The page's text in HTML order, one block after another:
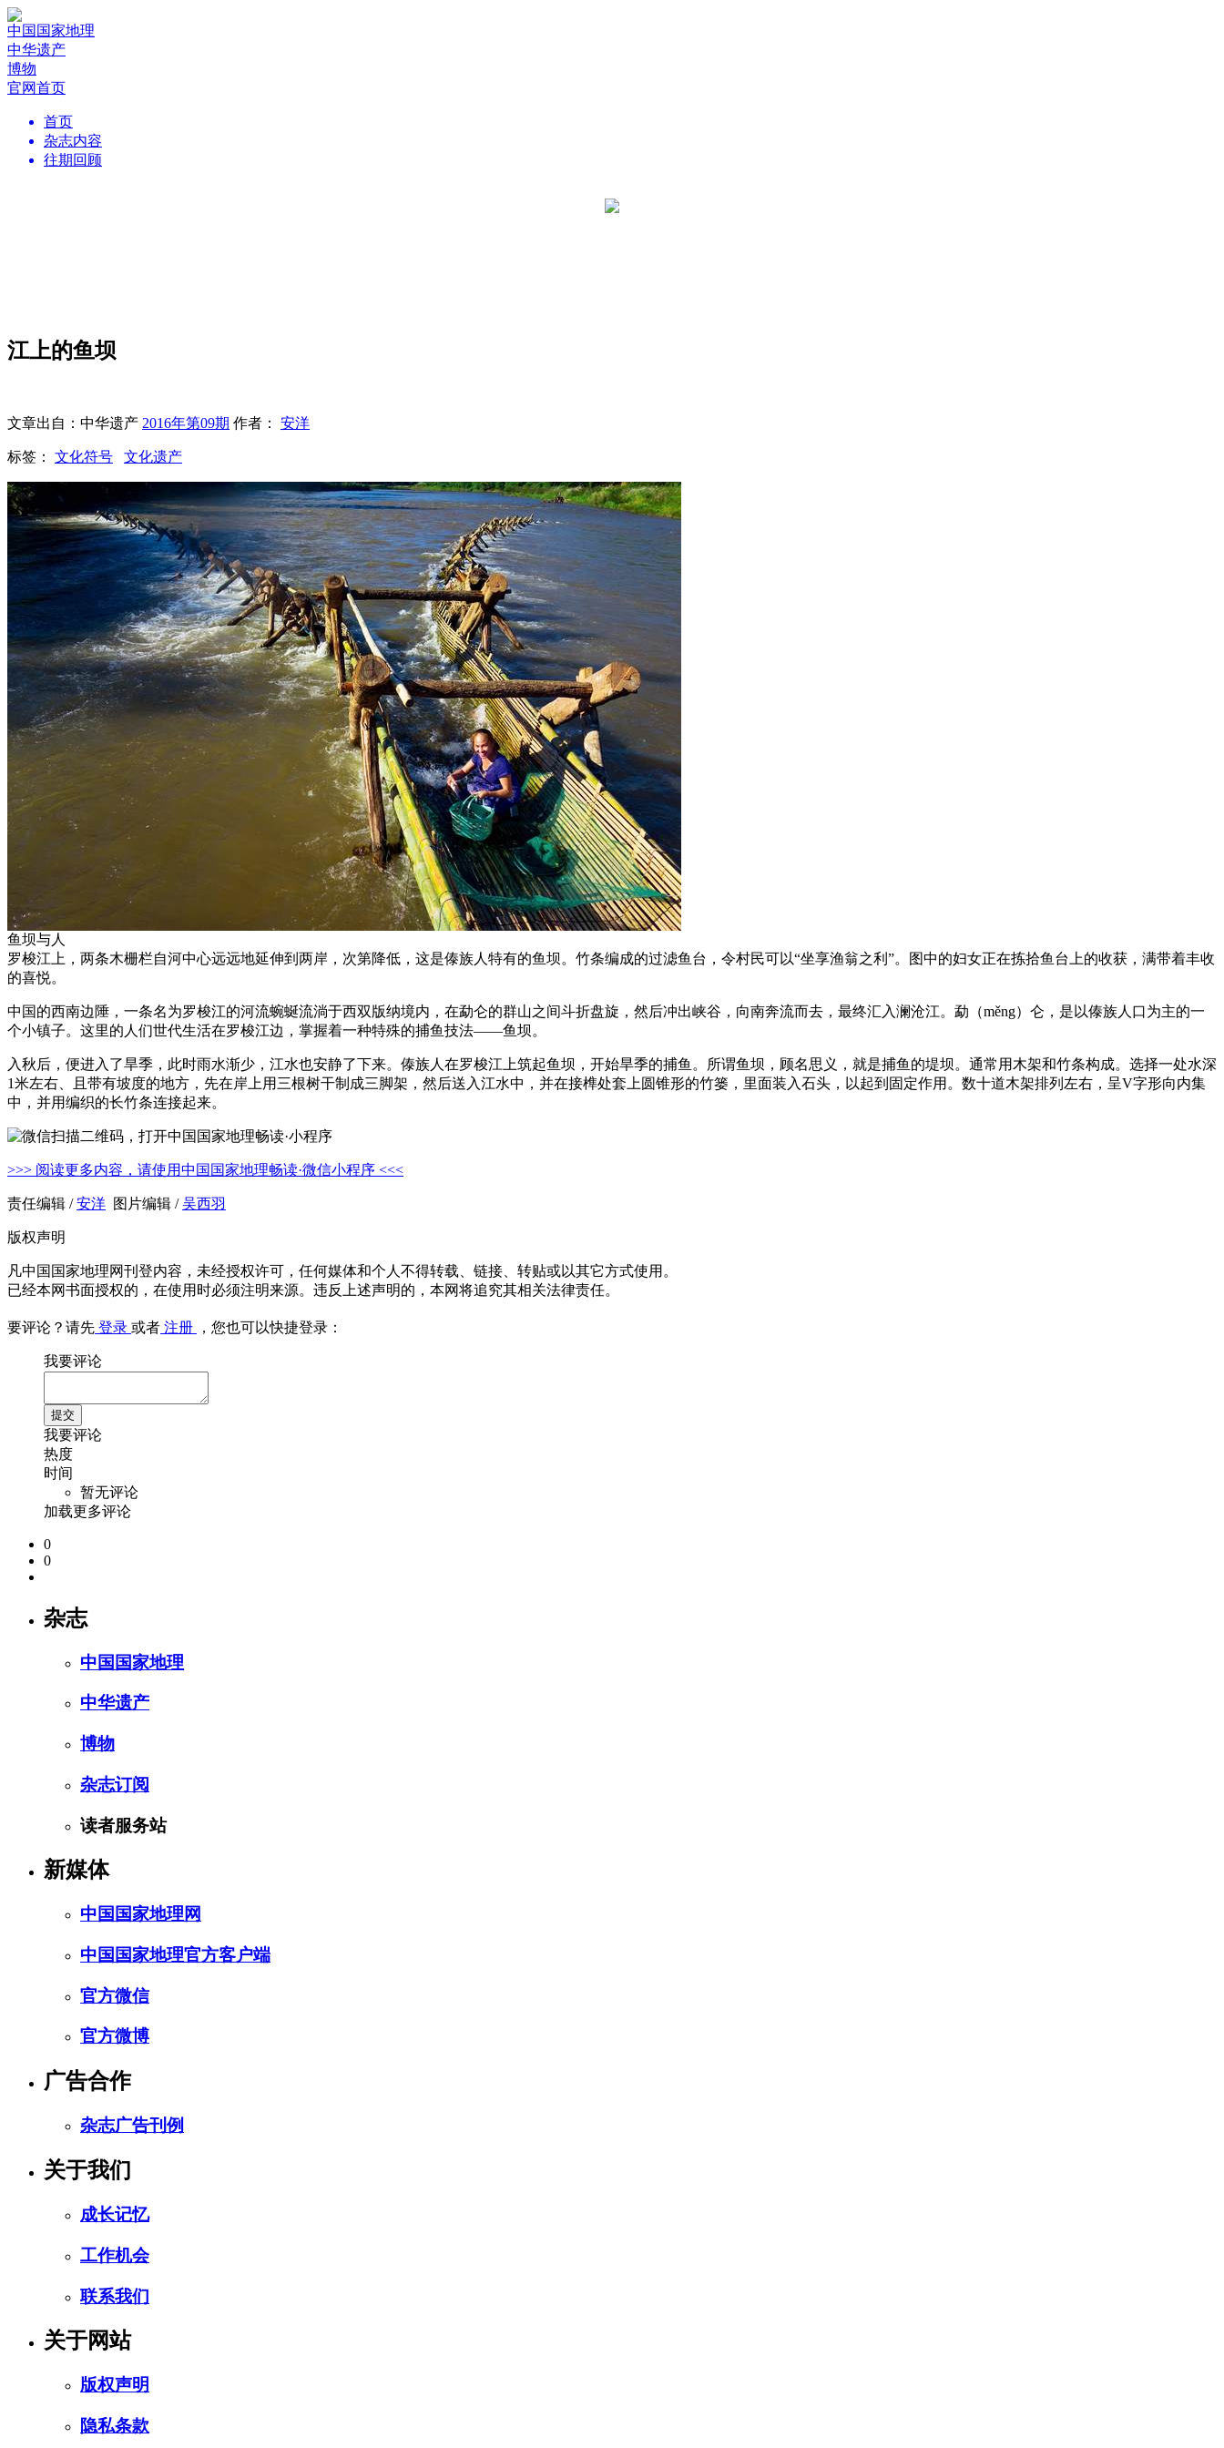
中国国家地理
中华遗产
博物
官网首页
首页
杂志内容
往期回顾
江上的鱼坝
文章出自：中华遗产 2016年第09期 作者： 安洋
标签： 文化符号 文化遗产
鱼坝与人
罗梭江上，两条木栅栏自河中心远远地延伸到两岸，次第降低，这是傣族人特有的鱼坝。竹条编成的过滤鱼台，令村民可以“坐享渔翁之利”。图中的妇女正在拣拾鱼台上的收获，满带着丰收
的喜悦。
中国的西南边陲，一条名为罗梭江的河流蜿蜒流淌于西双版纳境内，在勐仑的群山之间斗折盘旋，然后冲出峡谷，向南奔流而去，最终汇入澜沧江。勐（měng）仑，是以傣族人口为主的一
个小镇子。这里的人们世代生活在罗梭江边，掌握着一种特殊的捕鱼技法——鱼坝。
入秋后，便进入了旱季，此时雨水渐少，江水也安静了下来。傣族人在罗梭江上筑起鱼坝，开始旱季的捕鱼。所谓鱼坝，顾名思义，就是捕鱼的堤坝。通常用木架和竹条构成。选择一处水深
1米左右、且带有坡度的地方，先在岸上用三根树干制成三脚架，然后送入江水中，并在接榫处套上圆锥形的竹篓，里面装入石头，以起到固定作用。数十道木架排列左右，呈V字形向内集
中，并用编织的长竹条连接起来。
>>> 阅读更多内容，请使用中国国家地理畅读·微信小程序 <<<
责任编辑 /安洋 图片编辑 /吴西羽
版权声明
凡中国国家地理网刊登内容，未经授权许可，任何媒体和个人不得转载、链接、转贴或以其它方式使用。
已经本网书面授权的，在使用时必须注明来源。违反上述声明的，本网将追究其相关法律责任。
要评论？请先 登录 或者 注册 ，您也可以快捷登录：
我要评论
我要评论
热度
时间
暂无评论
加载更多评论
0
0
杂志
中国国家地理
中华遗产
博物
杂志订阅
读者服务站
新媒体
中国国家地理网
中国国家地理官方客户端
官方微信
官方微博
广告合作
杂志广告刊例
关于我们
成长记忆
工作机会
联系我们
关于网站
版权声明
隐私条款